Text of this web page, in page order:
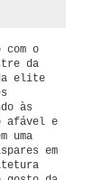
o
da
elite
às
afável e
uma
em